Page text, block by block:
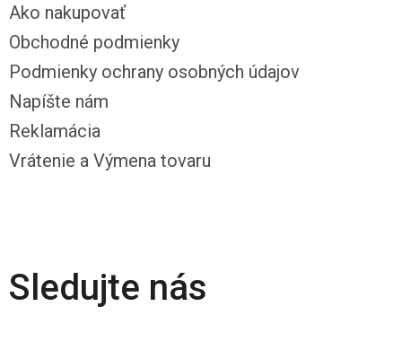
Ako nakupovať
Obchodné podmienky
Podmienky ochrany osobných údajov
Napíšte nám
Reklamácia
Vrátenie a Výmena tovaru
Sledujte nás